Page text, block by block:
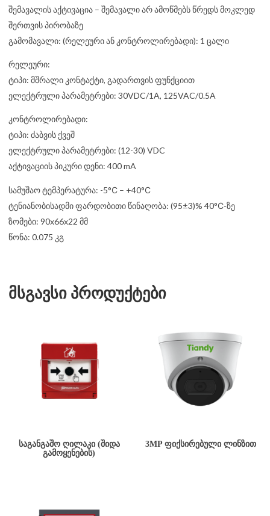
შემავალის აქტივაცია – შემავალი არ ამოწმებს წრედს მოკლედ
შერთვის პირობაზე
გამომავალი: (რელეური ან კონტროლირებადი): 1 ცალი
რელეური:
ტიპი: მშრალი კონტაქტი, გადართვის ფუნქციით
ელექტრული პარამეტრები: 30VDC/1A, 125VAC/0.5A
კონტროლირებადი:
ტიპი: ძაბვის ქვეშ
ელექტრული პარამეტრები: (12-30) VDC
აქტივაციის პიკური დენი: 400 mA
სამუშაო ტემპერატურა: -5°С – +40°С
ტენიანობისადმი ფარდობითი წინაღობა: (95±3)% 40°С-ზე
ზომები: 90x66x22 მმ
წონა: 0.075 კგ
მსგავსი პროდუქტები
ᲡᲐᲒᲐᲜᲒᲐᲨᲝ ᲦᲘᲚᲐᲙᲘ (ᲨᲘᲓᲐ
ᲒᲐᲛᲝᲧᲔᲜᲔᲑᲘᲡ)
3MP ᲤᲘᲥᲡᲘᲠᲔᲑᲣᲚᲘ ᲚᲘᲜᲖᲘᲗ